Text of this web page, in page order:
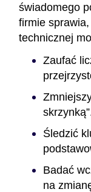
świadomego
firmie
technicznej
Zaufać
Śledzić
Badać
na